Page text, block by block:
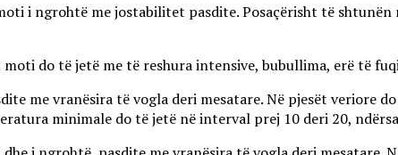
i ngrohtë me jostabilitet pasdite. Posaçërisht të
do të jetë me të reshura intensive, bubullima, erë të
me vranësira të vogla deri mesatare. Në pjesët
minimale do të jetë në interval prej 10 deri 20,